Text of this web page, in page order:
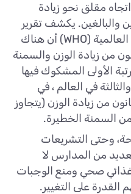
مقلق نحو زيادة
والبالغين. يكشف تقرير
جديد صادر عن منظمة الصحة العالمية (WHO) أن هناك
من زيادة الوزن والسمنة
الأولى المشكوك فيها
في العالم ، في
من زيادة الوزن (يتجاوز
من السمنة الخطيرة.
وحتى التشريعات
من المدارس لا
صحي ومنع الوجبات
القدرة على التغيير.